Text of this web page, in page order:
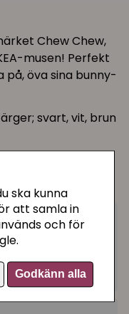
ska kunna
att samla in
och för
Godkänn alla
Chew Chew,
musen! Perfekt
öva sina bunny-
svart, vit, brun
brottningslekar!
rumpan
Utgått